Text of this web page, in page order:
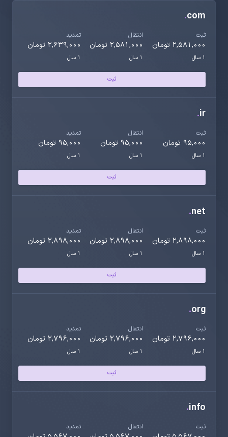
.com
ثبت
2,581,000 تومان
1 سال
انتقال
2,581,000 تومان
1 سال
تمدید
2,639,000 تومان
1 سال
ثبت
.ir
ثبت
95,000 تومان
1 سال
انتقال
95,000 تومان
1 سال
تمدید
95,000 تومان
1 سال
ثبت
.net
ثبت
2,898,000 تومان
1 سال
انتقال
2,898,000 تومان
1 سال
تمدید
2,898,000 تومان
1 سال
ثبت
.org
ثبت
2,796,000 تومان
1 سال
انتقال
2,796,000 تومان
1 سال
تمدید
2,796,000 تومان
1 سال
ثبت
.info
ثبت انتقال تمدید